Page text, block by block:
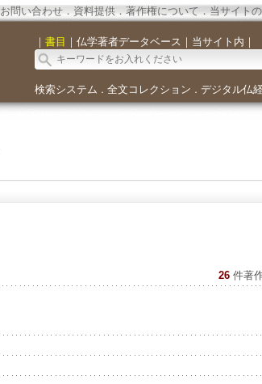
お問い合わせ． 資料提供．著作権について．当サイト
｜ 書目 ｜ 仏学著者データベース ｜ 当サイト内 ｜
検索システム ． 全文コレクション ． デジタル仏
26 件著